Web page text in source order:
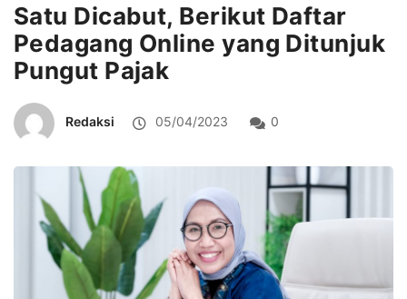
Satu Dicabut, Berikut Daftar
Pedagang Online yang Ditunjuk
Pungut Pajak
Redaksi 05/04/2023 0